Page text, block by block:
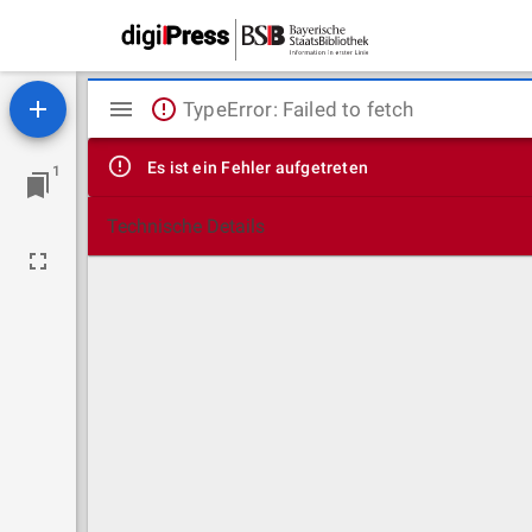
1
Mirador
Viewer
TypeError: Failed to fetch
Es ist ein Fehler aufgetreten
Technische Details